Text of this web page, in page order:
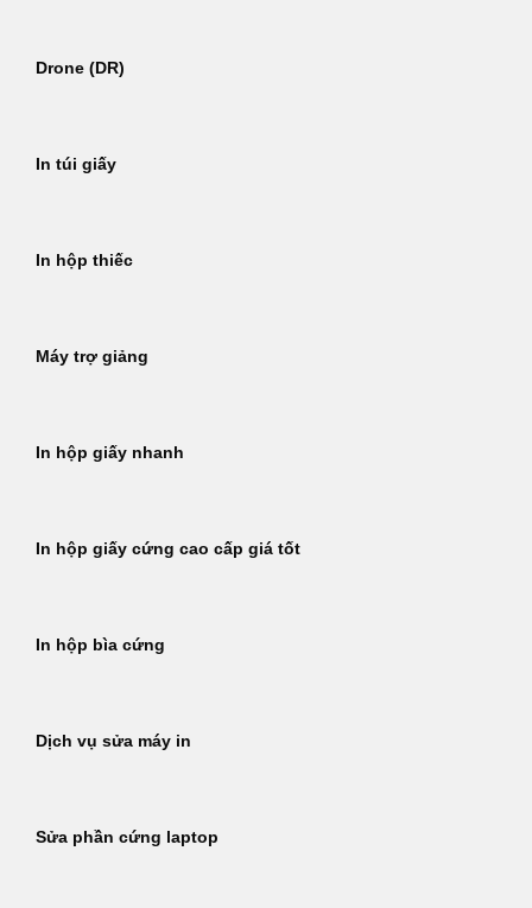
Drone (DR)
In túi giấy
In hộp thiếc
Máy trợ giảng
In hộp giấy nhanh
In hộp giấy cứng cao cấp giá tốt
In hộp bìa cứng
Dịch vụ sửa máy in
Sửa phần cứng laptop